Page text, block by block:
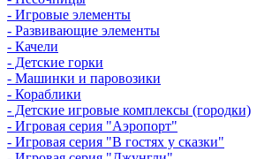
- Игровые элементы
- Развивающие элементы
- Качели
- Детские горки
- Машинки и паровозики
- Кораблики
- Детские игровые комплексы (городки)
- Игровая серия "Аэропорт"
- Игровая серия "В гостях у сказки"